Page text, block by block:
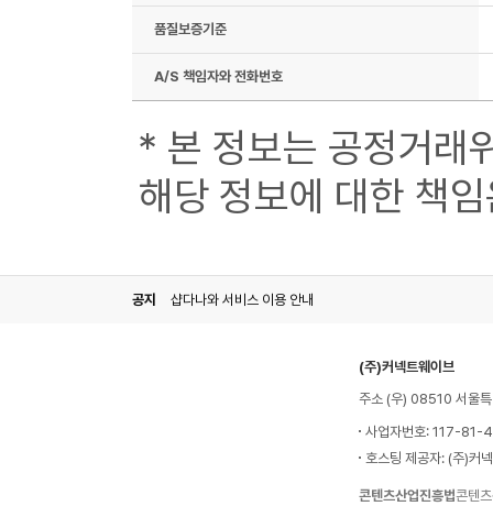
품질보증기준
A/S 책임자와 전화번호
* 본 정보는 공정거래
해당 정보에 대한 책
공지 샵다나와 서비스 이용 안내
(주)커넥트웨이브
주소 (우) 08510 서울
사업자번호: 117-81-
호스팅 제공자: (주)커
콘텐츠산업진흥법콘텐